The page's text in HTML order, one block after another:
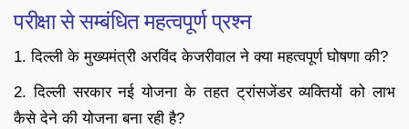
परीक्षा से सम्बंधित महत्वपूर्ण प्रश्न
1. दिल्ली के मुख्यमंत्री अरविंद केजरीवाल ने क्या महत्वपूर्ण घोषणा की?
2. दिल्ली सरकार नई योजना के तहत ट्रांसजेंडर व्यक्तियों को लाभ
कैसे देने की योजना बना रही है?